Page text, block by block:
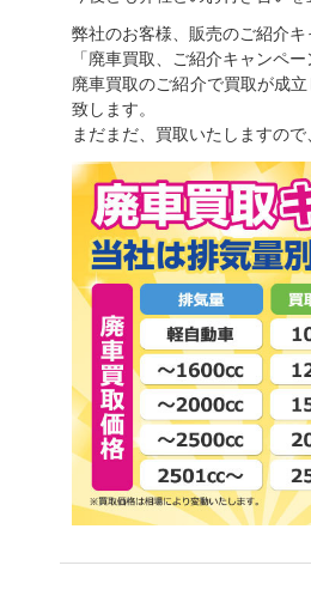
弊社のお客様、販売のご紹介
「廃車買取、ご紹介キャンペー
廃車買取のご紹介で買取が成
致します。
まだまだ、買取いたしますの